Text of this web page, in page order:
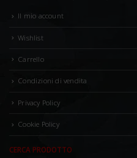
Il mio account
Wishlist
Carrello
Condizioni di vendita
Privacy Policy
Cookie Policy
CERCA PRODOTTO